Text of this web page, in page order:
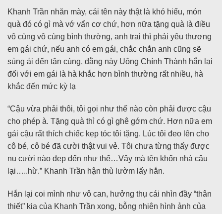
Khanh Trần nhăn mày, cái tên này thật là khó hiểu, món
quà đó có gì mà vớ vẩn cơ chứ, hơn nữa tặng quà là điều
vô cùng vô cùng bình thường, anh trai thì phải yêu thương
em gái chứ, nếu anh có em gái, chắc chắn anh cũng sẽ
sủng ái đến tận cùng, đằng này Uông Chính Thành hắn lại
đối với em gái là hà khắc hơn bình thường rất nhiều, hà
khắc đến mức kỳ lạ
“Cậu vừa phải thôi, tôi gọi như thế nào còn phải được cậu
cho phép à. Tặng quà thì có gì ghê gớm chứ. Hơn nữa em
gái cậu rất thích chiếc kẹp tóc tôi tặng. Lúc tôi đeo lên cho
cô bé, cô bé đã cười thật vui vẻ. Tôi chưa từng thấy được
nụ cười nào đẹp đến như thế…Vậy mà tên khốn nhà cậu
lại…..hừ.” Khanh Trần hận thù lườm lấy hắn.
Hắn lại coi mình như vô can, hưởng thụ cái nhìn đầy “thân
thiết” kia của Khanh Trần xong, bỗng nhiên hình ảnh của